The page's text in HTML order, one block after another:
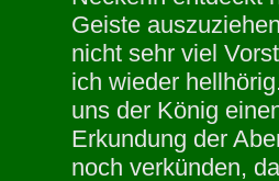
Geiste
nicht sehr viel
ich wieder
uns der König
Erkundung der
noch verkünden,